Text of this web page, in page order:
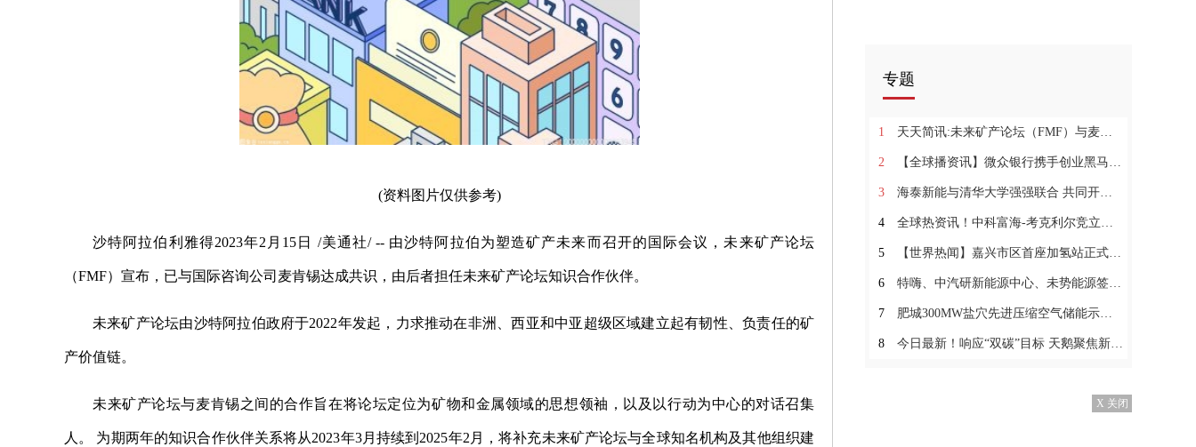
(资料图片仅供参考)
沙特阿拉伯利雅得2023年2月15日 /美通社/ -- 由沙特阿拉伯为塑造矿产未来而召开的国际会议，未来矿产论坛
（FMF）宣布，已与国际咨询公司麦肯锡达成共识，由后者担任未来矿产论坛知识合作伙伴。
未来矿产论坛由沙特阿拉伯政府于2022年发起，力求推动在非洲、西亚和中亚超级区域建立起有韧性、负责任的矿
产价值链。
未来矿产论坛与麦肯锡之间的合作旨在将论坛定位为矿物和金属领域的思想领袖，以及以行动为中心的对话召集
人。 为期两年的知识合作伙伴关系将从2023年3月持续到2025年2月，将补充未来矿产论坛与全球知名机构及其他组织建
专题
1 天天简讯:未来矿产论坛（FMF）与麦肯锡达成合作
2 【全球播资讯】微众银行携手创业黑马举办“2023氢能项目专场投融资对接会”，助力氢能企业高质量发展
3 海泰新能与清华大学强强联合 共同开发光储氢系统集成关键技术 环球看热讯
4 全球热资讯！中科富海-考克利尔竞立签约 开启绿氢产业全面深化合作
5 【世界热闻】嘉兴市区首座加氢站正式投用 国富氢能提供设备
6 特嗨、中汽研新能源中心、未势能源签约 共同助推氢能行业研发工艺进步
7 肥城300MW盐穴先进压缩空气储能示范项目开工
8 今日最新！响应“双碳”目标 天鹅聚焦新能源辅助电池
X 关闭